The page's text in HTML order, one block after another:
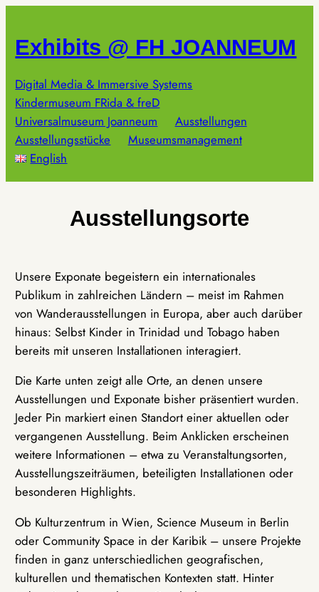
springen
Exhibits @ FH JOANNEUM
Digital Media & Immersive Systems
Kindermuseum FRida & freD
Universalmuseum Joanneum
Ausstellungen
Ausstellungsstücke
Museumsmanagement
English
Ausstellungsorte
Unsere Exponate begeistern ein internationales
Publikum in zahlreichen Ländern – meist im Rahmen
von Wanderausstellungen in Europa, aber auch darüber
hinaus: Selbst Kinder in Trinidad und Tobago haben
bereits mit unseren Installationen interagiert.
Die Karte unten zeigt alle Orte, an denen unsere
Ausstellungen und Exponate bisher präsentiert wurden.
Jeder Pin markiert einen Standort einer aktuellen oder
vergangenen Ausstellung. Beim Anklicken erscheinen
weitere Informationen – etwa zu Veranstaltungsorten,
Ausstellungszeiträumen, beteiligten Installationen oder
besonderen Highlights.
Ob Kulturzentrum in Wien, Science Museum in Berlin
oder Community Space in der Karibik – unsere Projekte
finden in ganz unterschiedlichen geografischen,
kulturellen und thematischen Kontexten statt. Hinter